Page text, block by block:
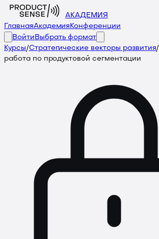
АКАДЕМИЯ
ГлавнаяАкадемия Конференции
Войти Выбрать формат
Курсы/Стратегические векторы развития/
работа по продуктовой сегментации